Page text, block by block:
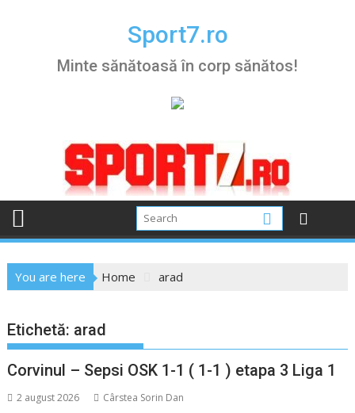
Sport7.ro
Minte sănătoasă în corp sănătos!
You are here Home arad
Etichetă: arad
Corvinul – Sepsi OSK 1-1 ( 1-1 ) etapa 3 Liga 1
2 august 2026 Cârstea Sorin Dan